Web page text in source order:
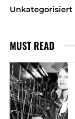
Unkategorisiert
MUST READ